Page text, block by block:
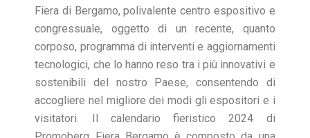
Fiera di Bergamo, polivalente centro espositivo e
congressuale, oggetto di un recente, quanto
corposo, programma di interventi e aggiornamenti
tecnologici, che lo hanno reso tra i più innovativi e
sostenibili del nostro Paese, consentendo di
accogliere nel migliore dei modi gli espositori e i
visitatori. Il calendario fieristico 2024 di